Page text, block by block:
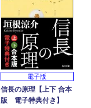
電子版
信長の原理【上下 合本
版 電子特典付き】